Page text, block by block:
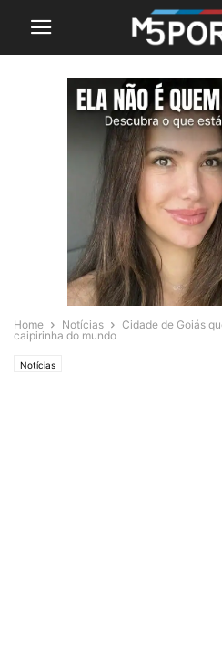
Home Notícias
Cidade de Goiás
caipirinha do mundo
Notícias